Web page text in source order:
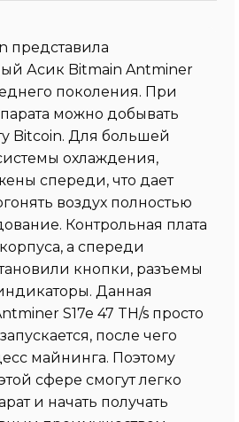
представила
Асик Bitmain Antminer
поколения. При
можно добывать
Bitcoin. Для большей
охлаждения,
спереди, что дает
воздух полностью
Контрольная плата
а спереди
кнопки, разъемы
Данная
S17e 47 TH/s просто
после чего
майнинга. Поэтому
сфере смогут легко
и начать получать